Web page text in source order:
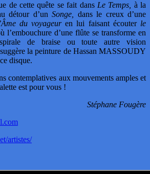
de cette quête se fait dans Le Temps, à la
détour d’un Songe,
dans le creux d’une
du voyageuren lui faisant écouter le
l’embouchure d’une flûte se transforme en
de braise ou toute autre vision
la peinture de Hassan MASSOUDY
disque.
contemplatives aux mouvements amples et
est pour vous !
Stéphane Fougère
artistes/